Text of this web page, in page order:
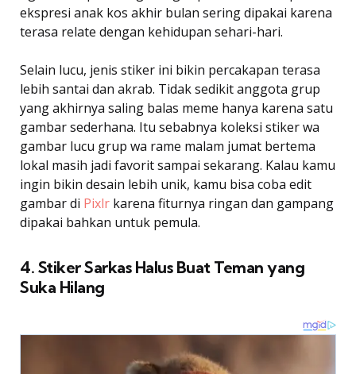
ekspresi anak kos akhir bulan sering dipakai karena
terasa relate dengan kehidupan sehari-hari.
Selain lucu, jenis stiker ini bikin percakapan terasa
lebih santai dan akrab. Tidak sedikit anggota grup
yang akhirnya saling balas meme hanya karena satu
gambar sederhana. Itu sebabnya koleksi stiker wa
gambar lucu grup wa rame malam jumat bertema
lokal masih jadi favorit sampai sekarang. Kalau kamu
ingin bikin desain lebih unik, kamu bisa coba edit
gambar di Pixlr karena fiturnya ringan dan gampang
dipakai bahkan untuk pemula.
4. Stiker Sarkas Halus Buat Teman yang
Suka Hilang